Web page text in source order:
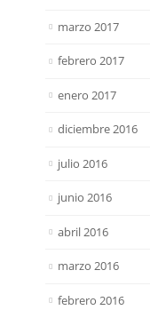
marzo 2017
febrero 2017
enero 2017
diciembre 2016
julio 2016
junio 2016
abril 2016
marzo 2016
febrero 2016